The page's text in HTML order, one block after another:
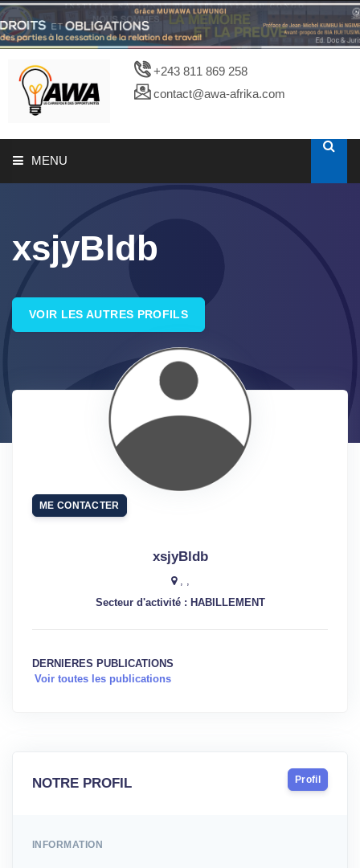
+243 811 869 258
contact@awa-afrika.com
MENU
CATALOGUES
xsjyBldb
VOIR LES AUTRES PROFILS
ME CONTACTER
xsjyBldb
, ,
Secteur d'activité : HABILLEMENT
DERNIERES PUBLICATIONS
Voir toutes les publications
NOTRE PROFIL Profil
INFORMATION